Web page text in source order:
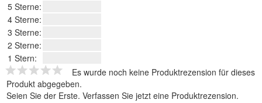
5 Sterne:
4 Sterne:
3 Sterne:
2 Sterne:
1 Stern:
Es wurde noch keine Produktrezension für dieses
Produkt abgegeben.
Seien Sie der Erste. Verfassen Sie jetzt eine Produktrezension.